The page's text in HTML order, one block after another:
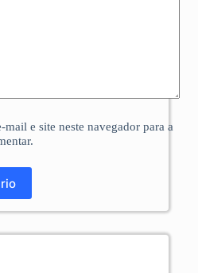
mail e site neste navegador para a